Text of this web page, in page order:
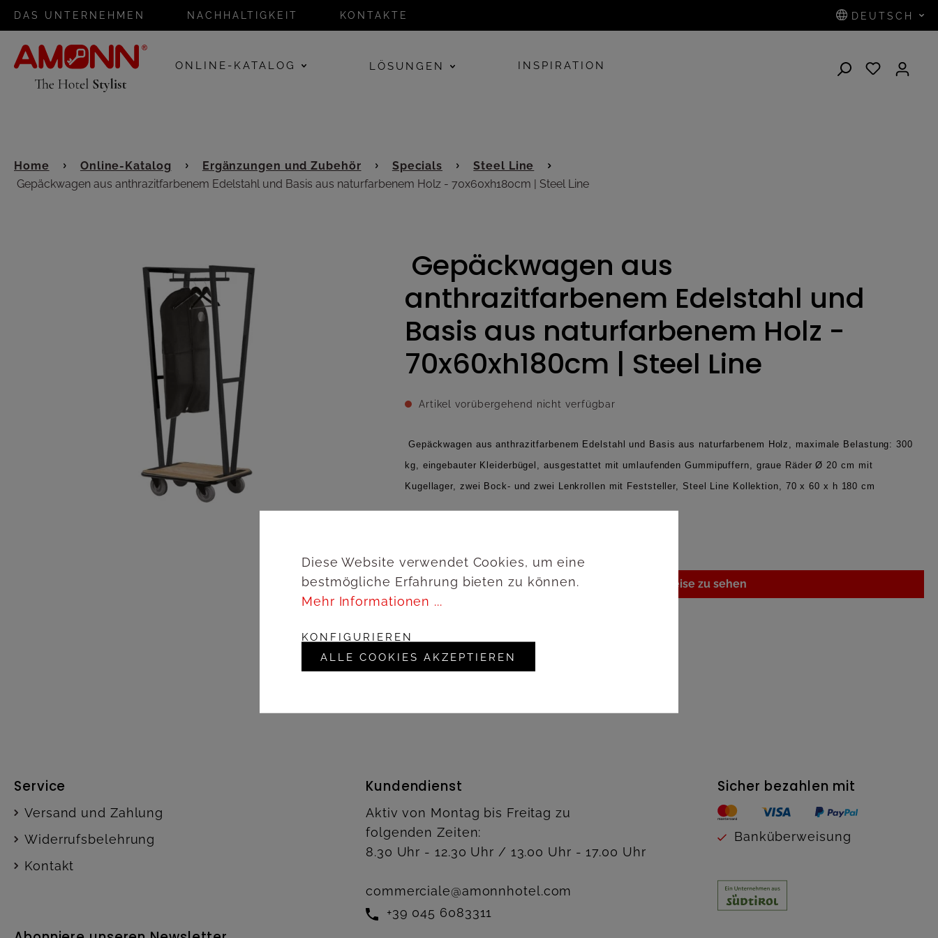
DAS UNTERNEHMEN NACHHALTIGKEIT KONTAKTE DEUTSCH
ONLINE-KATALOG LÖSUNGEN INSPIRATION
Home Online-Katalog Ergänzungen und Zubehör Specials
Steel Line
Gepäckwagen aus anthrazitfarbenem Edelstahl und Basis aus naturfarbenem Holz - 70x60xh180cm | Steel Line
Gepäckwagen aus
anthrazitfarbenem Edelstahl und
Basis aus naturfarbenem Holz -
70x60xh180cm | Steel Line
Artikel vorübergehend nicht verfügbar
Gepäckwagen aus anthrazitfarbenem Edelstahl und Basis aus naturfarbenem Holz, maximale Belastung: 300
kg, eingebauter Kleiderbügel, ausgestattet mit umlaufenden Gummipuffern, graue Räder Ø 20 cm mit
Kugellager, zwei Bock- und zwei Lenkrollen mit Feststeller, Steel Line Kollektion, 70 x 60 x h 180 cm
Anmelden um Preise zu sehen
Service
Versand und Zahlung
Widerrufsbelehrung
Kontakt
Kundendienst
Aktiv von Montag bis Freitag zu
folgenden Zeiten:
8.30 Uhr - 12.30 Uhr / 13.00 Uhr - 17.00 Uhr
commerciale@amonnhotel.com
+39 045 6083311
Sicher bezahlen mit
Banküberweisung
Diese Website verwendet Cookies, um eine
bestmögliche Erfahrung bieten zu können.
Mehr Informationen ...
KONFIGURIEREN
ALLE COOKIES AKZEPTIEREN